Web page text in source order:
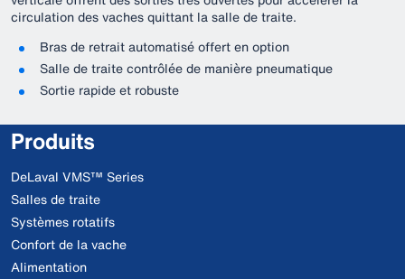
circulation des vaches quittant la salle de traite.
Bras de retrait automatisé offert en option
Salle de traite contrôlée de manière pneumatique
Sortie rapide et robuste
Produits
DeLaval VMS™ Series
Salles de traite
Systèmes rotatifs
Confort de la vache
Alimentation